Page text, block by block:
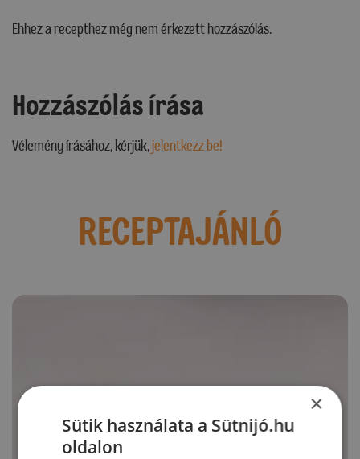
Ehhez a recepthez még nem érkezett hozzászólás.
Hozzászólás írása
Vélemény írásához, kérjük,jelentkezz be!
RECEPTAJÁNLÓ
×
Sütik használata a Sütnijó.hu
oldalon